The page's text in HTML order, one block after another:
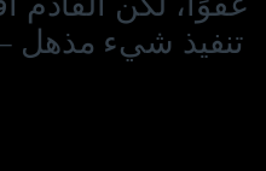
تنفيذ شيء مذهل